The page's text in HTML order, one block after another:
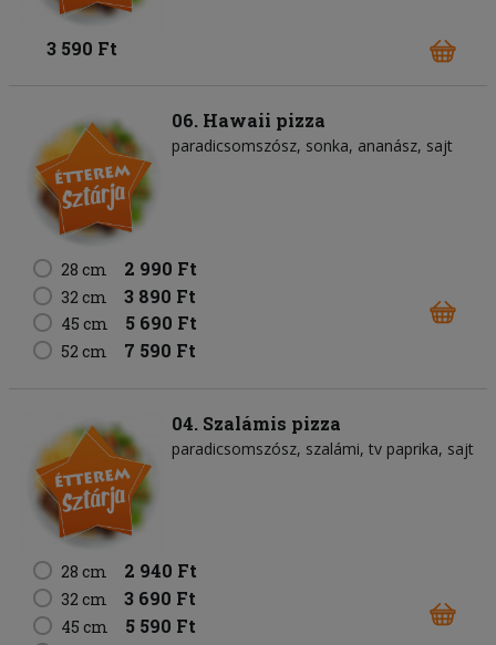
3 590 Ft
06. Hawaii pizza
paradicsomszósz sonka ananász sajt
28 cm 2 990 Ft
32 cm 3 890 Ft
45 cm 5 690 Ft
52 cm 7 590 Ft
04. Szalámis pizza
paradicsomszósz szalámi tv paprika sajt
28 cm 2 940 Ft
32 cm 3 690 Ft
45 cm 5 590 Ft